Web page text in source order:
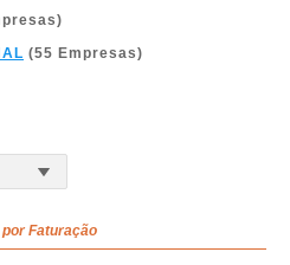
(55 Empresas)
Faturação